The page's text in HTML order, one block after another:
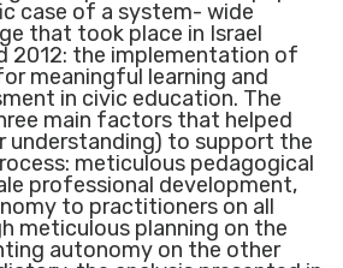
case of a system- wide
that took place in Israel
2012: the implementation of
meaningful learning and
in civic education. The
main factors that helped
understanding) to support the
meticulous pedagogical
professional development,
to practitioners on all
meticulous planning on the
autonomy on the other